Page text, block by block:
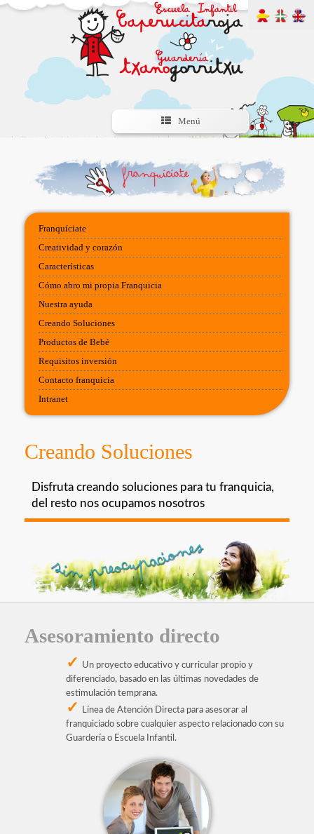
Menú
Franquíciate
Creatividad y corazón
Características
Cómo abro mi propia Franquicia
Nuestra ayuda
Creando Soluciones
Productos de Bebé
Requisitos inversión
Contacto franquicia
Intranet
Creando Soluciones
Disfruta creando soluciones para tu franquicia,
del resto nos ocupamos nosotros
Asesoramiento directo
Un proyecto educativo y curricular propio y
diferenciado, basado en las últimas novedades de
estimulación temprana.
Línea de Atención Directa para asesorar al
franquiciado sobre cualquier aspecto relacionado con su
Guardería o Escuela Infantil.